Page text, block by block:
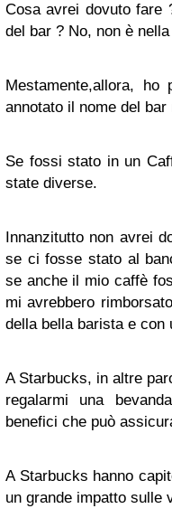
Cosa avrei dovuto fare
del bar ? No, non è
Mestamente,allora,
annotato il nome del bar
Se fossi stato in un
state diverse.
Innanzitutto non avrei
se ci fosse stato al
se anche il mio caffè
mi avrebbero
della bella barista e
A Starbucks, in altre
regalarmi una
benefici che può
A Starbucks hanno
un grande impatto sulle